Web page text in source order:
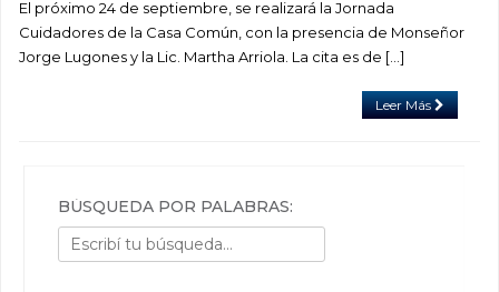
El próximo 24 de septiembre, se realizará la Jornada
Cuidadores de la Casa Común, con la presencia de Monseñor
Jorge Lugones y la Lic. Martha Arriola. La cita es de […]
Leer Más
BÚSQUEDA POR PALABRAS: